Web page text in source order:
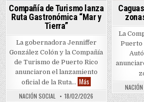
Compañía de Turismo lanza
Ruta Gastronómica “Mar y
Tierra”
La gobernadora Jenniffer
González Colón y la Compañía
de Turismo de Puerto Rico
anunciaron el lanzamiento
oficial de la Ruta… Más Compañía de
NACIÓN SOCIAL 18/02/2026
La
Puerto